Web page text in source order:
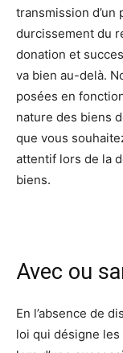
transmission
durcissement du
donation et
va bien au-delà.
posées en
nature des biens
que vous
attentif lors de la
biens.
Avec ou
En l’absence de
loi qui désigne